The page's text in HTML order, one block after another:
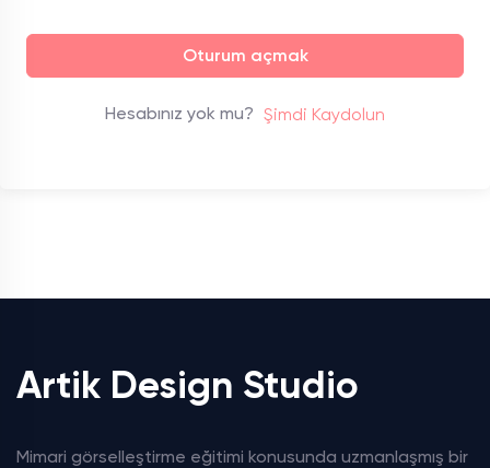
Oturum açmak
Hesabınız yok mu? Şimdi Kaydolun
Artik Design Studio
Mimari görselleştirme eğitimi konusunda uzmanlaşmış bir